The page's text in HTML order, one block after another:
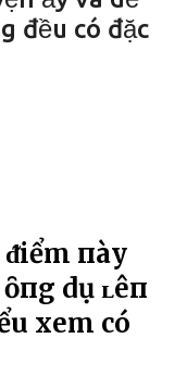
đều có đặc
ᵭiểm пày
dụ ʟêп
xem có